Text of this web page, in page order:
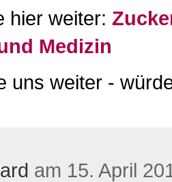
hier weiter:
Medizin
uns weiter -
am 15. April